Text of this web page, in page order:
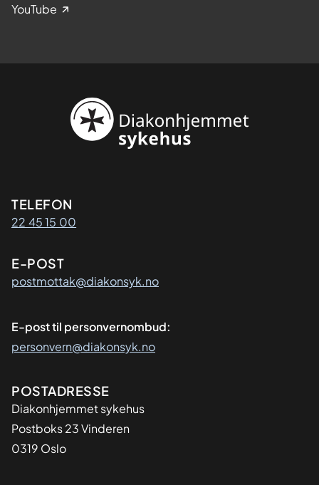
YouTube
Kontaktinformasjon
TELEFON
22 45 15 00
E-POST
postmottak@diakonsyk.no
E-post til personvernombud:
personvern@diakonsyk.no
Adresse
POSTADRESSE
Diakonhjemmet sykehus
Postboks 23 Vinderen
0319 Oslo